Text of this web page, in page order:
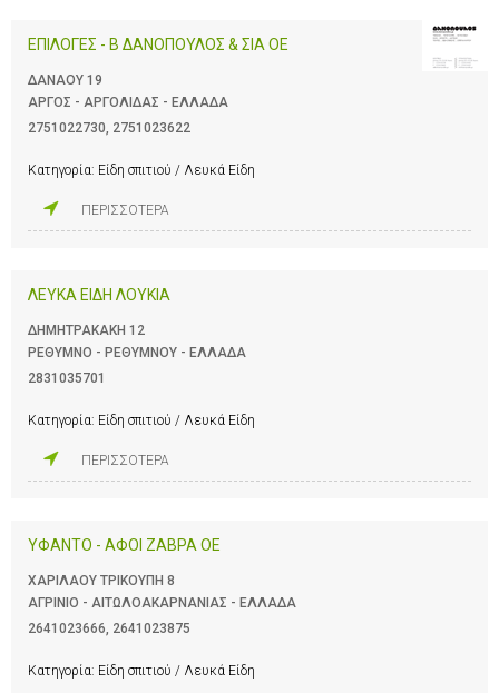
ΕΠΙΛΟΓΕΣ - Β ΔΑΝΟΠΟΥΛΟΣ & ΣΙΑ ΟΕ
ΔΑΝΑΟΥ 19
ΑΡΓΟΣ - ΑΡΓΟΛΙΔΑΣ - ΕΛΛΑΔΑ
2751022730, 2751023622
Κατηγορία: Είδη σπιτιού / Λευκά Είδη
ΠΕΡΙΣΣΟΤΕΡΑ
ΛΕΥΚΑ ΕΙΔΗ ΛΟΥΚΙΑ
ΔΗΜΗΤΡΑΚΑΚΗ 12
ΡΕΘΥΜΝΟ - ΡΕΘΥΜΝΟΥ - ΕΛΛΑΔΑ
2831035701
Κατηγορία: Είδη σπιτιού / Λευκά Είδη
ΠΕΡΙΣΣΟΤΕΡΑ
ΥΦΑΝΤΟ - ΑΦΟΙ ΖΑΒΡΑ ΟΕ
ΧΑΡΙΛΑΟΥ ΤΡΙΚΟΥΠΗ 8
ΑΓΡΙΝΙΟ - ΑΙΤΩΛΟΑΚΑΡΝΑΝΙΑΣ - ΕΛΛΑΔΑ
2641023666 2641023875
Κατηγορία: Είδη σπιτιού / Λευκά Είδη